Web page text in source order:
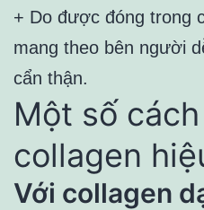
+ Do được đóng trong
mang theo bên người
cẩn thận.
Một số
collagen
Với collagen